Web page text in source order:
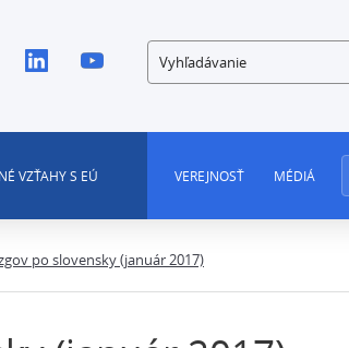
Vyhľadávanie
VZŤAHY S EÚ VEREJNOSŤ MÉDIÁ
po slovensky (január 2017)